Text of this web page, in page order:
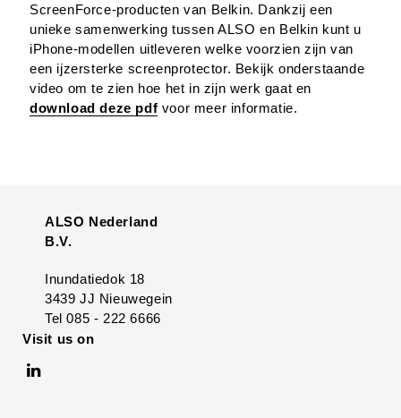
ScreenForce-producten van Belkin. Dankzij een
unieke samenwerking tussen ALSO en Belkin kunt u
iPhone-modellen uitleveren welke voorzien zijn van
een ijzersterke screenprotector. Bekijk onderstaande
video om te zien hoe het in zijn werk gaat en
download deze pdf voor meer informatie.
ALSO Nederland
B.V.
Inundatiedok 18
3439 JJ Nieuwegein
Tel 085 - 222 6666
Visit us on